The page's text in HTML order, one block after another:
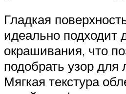
Гладкая
идеально подходит
окрашивания, что
подобрать узор
Мягкая текстура